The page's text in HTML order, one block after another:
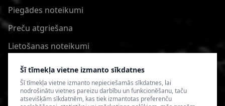
Šī tīmekļa vietne izmanto sīkdatnes
Šī tīmekļa vietne izmanto nepieciešamās sīkdatnes, lai
nodrošinātu vietnes pareizu darbību un funkcionēšanu, taču
atsevišķām sīkdatnēm, kas tiek izmantotas preferenču
Piegādes noteikumi
Preču atgriešana
Lietošanas noteikumi
Privātuma politika